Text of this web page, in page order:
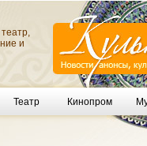
и
Театр Кинопром